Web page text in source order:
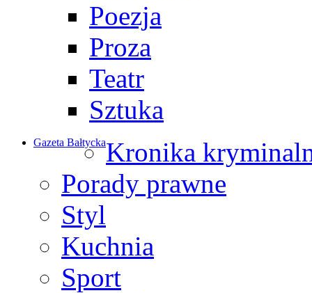
Poezja
Proza
Teatr
Sztuka
Gazeta BałtyckaKronika
Porady prawne
Styl
Kuchnia
Sport